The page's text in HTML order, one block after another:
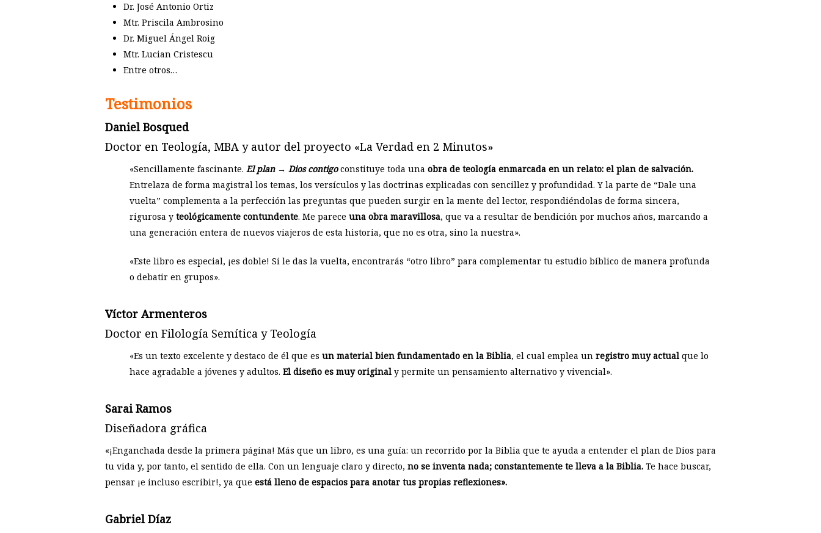
Dr. José Antonio Ortiz
Mtr. Priscila Ambrosino
Dr. Miguel Ángel Roig
Mtr. Lucian Cristescu
Entre otros…
Testimonios
Daniel Bosqued
Doctor en Teología, MBA y autor del proyecto «La Verdad en 2 Minutos»
«Sencillamente fascinante. El plan → Dios contigoconstituye toda una obra de teología enmarcada en un relato: el plan de salvación.
Entrelaza de forma magistral los temas, los versículos y las doctrinas explicadas con sencillez y profundidad. Y la parte de “Dale una
vuelta” complementa a la perfección las preguntas que pueden surgir en la mente del lector, respondiéndolas de forma sincera,
rigurosa y teológicamente contundente. Me parece una obra maravillosa, que va a resultar de bendición por muchos años, marcando a
una generación entera de nuevos viajeros de esta historia, que no es otra, sino la nuestra».
«Este libro es especial, ¡es doble! Si le das la vuelta, encontrarás “otro libro” para complementar tu estudio bíblico de manera profunda
o debatir en grupos».
Víctor Armenteros
Doctor en Filología Semítica y Teología
«Es un texto excelente y destaco de él que es un material bien fundamentado en la Biblia, el cual emplea un registro muy actual que lo
hace agradable a jóvenes y adultos. El diseño es muy original y permite un pensamiento alternativo y vivencial».
Sarai Ramos
Diseñadora gráfica
«¡Enganchada desde la primera página! Más que un libro, es una guía: un recorrido por la Biblia que te ayuda a entender el plan de Dios para
tu vida y, por tanto, el sentido de ella. Con un lenguaje claro y directo, no se inventa nada; constantemente te lleva a la Biblia. Te hace buscar,
pensar ¡e incluso escribir!, ya que está lleno de espacios para anotar tus propias reflexiones».
Gabriel Díaz